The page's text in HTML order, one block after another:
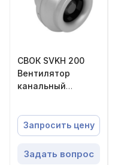
СВОК SVKH 200
Вентилятор
канальный
Запросить цену
Задать вопрос